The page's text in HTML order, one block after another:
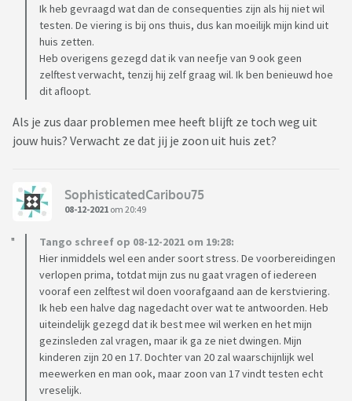
Ik heb gevraagd wat dan de consequenties zijn als hij niet wil
testen. De viering is bij ons thuis, dus kan moeilijk mijn kind uit
huis zetten.
Heb overigens gezegd dat ik van neefje van 9 ook geen
zelftest verwacht, tenzij hij zelf graag wil. Ik ben benieuwd hoe
dit afloopt.
Als je zus daar problemen mee heeft blijft ze toch weg uit
jouw huis? Verwacht ze dat jij je zoon uit huis zet?
SophisticatedCaribou75
08-12-2021 om 20:49
Tango schreef op 08-12-2021 om 19:28:
Hier inmiddels wel een ander soort stress. De voorbereidingen
verlopen prima, totdat mijn zus nu gaat vragen of iedereen
vooraf een zelftest wil doen voorafgaand aan de kerstviering.
Ik heb een halve dag nagedacht over wat te antwoorden. Heb
uiteindelijk gezegd dat ik best mee wil werken en het mijn
gezinsleden zal vragen, maar ik ga ze niet dwingen. Mijn
kinderen zijn 20 en 17. Dochter van 20 zal waarschijnlijk wel
meewerken en man ook, maar zoon van 17 vindt testen echt
vreselijk.